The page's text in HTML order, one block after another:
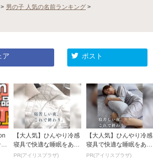
> 男の子 人気の名前ランキング >
ア ポスト
【大人気】ひんやり冷感
寝具で快適な睡眠をあな
たに。
PR(アイリスプラザ)
【大人気】ひんやり冷感
寝具で快適な睡眠をあな
たに。
PR(アイリスプラザ)